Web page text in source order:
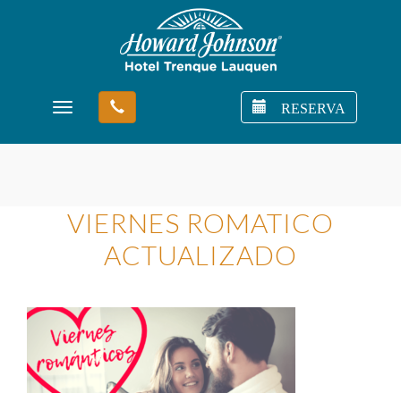
Toggle navigation RESERVA
VIERNES ROMATICO
ACTUALIZADO